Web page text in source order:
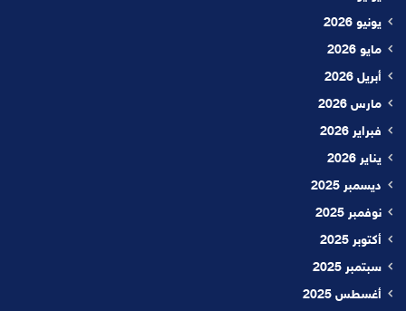
يونيو 2026
مايو 2026
أبريل 2026
مارس 2026
فبراير 2026
يناير 2026
ديسمبر 2025
نوفمبر 2025
أكتوبر 2025
سبتمبر 2025
أغسطس 2025